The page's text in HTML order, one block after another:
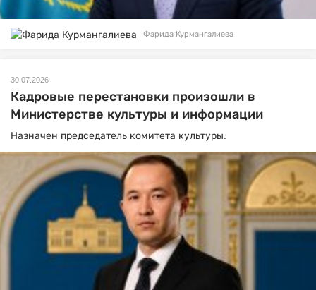
Фарида Курмангалиева
30.07.2026
Кадровые перестановки произошли в
Министерстве культуры и информации
Назначен председатель комитета культуры.